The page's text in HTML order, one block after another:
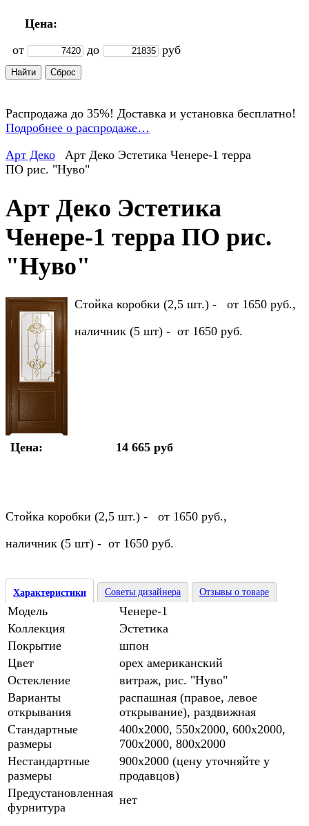
Цена:
от
до руб
Распродажа до 35%! Доставка и установка бесплатно!
Подробнее о распродаже…
Арт Деко
Арт Деко Эстетика Ченере-1 терра
ПО рис. "Нуво"
Арт Деко Эстетика
Ченере-1 терра ПО рис.
"Нуво"
Стойка коробки (2,5 шт.) - от 1650 руб.,
наличник (5 шт) - от 1650 руб.
Цена: 14 665 руб
Стойка коробки (2,5 шт.) - от 1650 руб.,
наличник (5 шт) - от 1650 руб.
Характеристики Советы дизайнера Отзывы о товаре
Модель
Ченере-1
Коллекция
Эстетика
Покрытие
шпон
Цвет
орех американский
Остекление
витраж, рис. "Нуво"
Варианты
открывания
распашная (правое, левое
открывание), раздвижная
Стандартные
размеры
400х2000, 550х2000, 600х2000,
700х2000, 800х2000
Нестандартные
размеры
900х2000 (цену уточняйте у
продавцов)
Предустановленная
фурнитура
нет